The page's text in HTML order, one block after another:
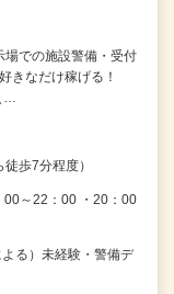
での施設警備・受付
きなだけ稼げる！
歩7分程度）
～22：00 ・20：00
る）未経験・警備デ